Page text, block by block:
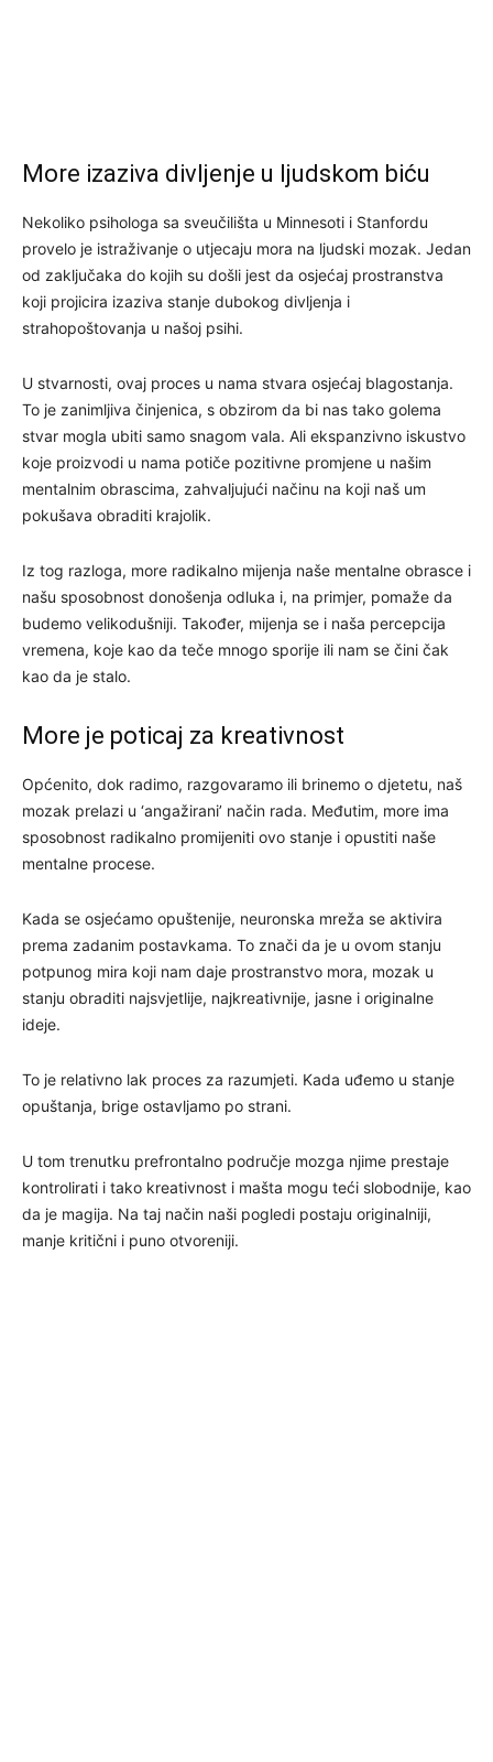
More izaziva divljenje u ljudskom biću
Nekoliko psihologa sa sveučilišta u Minnesoti i Stanfordu
provelo je istraživanje o utjecaju mora na ljudski mozak. Jedan
od zaključaka do kojih su došli jest da osjećaj prostranstva
koji projicira izaziva stanje dubokog divljenja i
strahopoštovanja u našoj psihi.
U stvarnosti, ovaj proces u nama stvara osjećaj blagostanja.
To je zanimljiva činjenica, s obzirom da bi nas tako golema
stvar mogla ubiti samo snagom vala. Ali ekspanzivno iskustvo
koje proizvodi u nama potiče pozitivne promjene u našim
mentalnim obrascima, zahvaljujući načinu na koji naš um
pokušava obraditi krajolik.
Iz tog razloga, more radikalno mijenja naše mentalne obrasce i
našu sposobnost donošenja odluka i, na primjer, pomaže da
budemo velikodušniji. Također, mijenja se i naša percepcija
vremena, koje kao da teče mnogo sporije ili nam se čini čak
kao da je stalo.
More je poticaj za kreativnost
Općenito, dok radimo, razgovaramo ili brinemo o djetetu, naš
mozak prelazi u ‘angažirani’ način rada. Međutim, more ima
sposobnost radikalno promijeniti ovo stanje i opustiti naše
mentalne procese.
Kada se osjećamo opuštenije, neuronska mreža se aktivira
prema zadanim postavkama. To znači da je u ovom stanju
potpunog mira koji nam daje prostranstvo mora, mozak u
stanju obraditi najsvjetlije, najkreativnije, jasne i originalne
ideje.
To je relativno lak proces za razumjeti. Kada uđemo u stanje
opuštanja, brige ostavljamo po strani.
U tom trenutku prefrontalno područje mozga njime prestaje
kontrolirati i tako kreativnost i mašta mogu teći slobodnije, kao
da je magija. Na taj način naši pogledi postaju originalniji,
manje kritični i puno otvoreniji.